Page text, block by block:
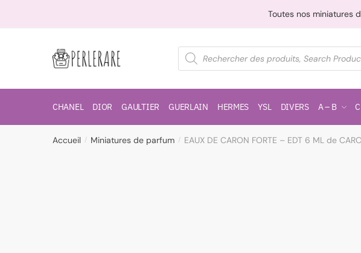
Toutes nos miniatures
CHANEL DIOR GAULTIER GUERLAIN HERMES YSL DIVERS A – B
Accueil / Miniatures de parfum / EAUX DE CARON FORTE – EDT 6 ML de